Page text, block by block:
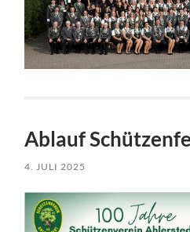
Ablauf
4. JULI 2025